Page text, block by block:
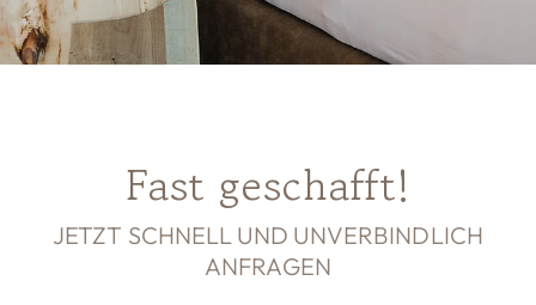
Fast geschafft!
JETZT SCHNELL UND UNVERBINDLICH
ANFRAGEN